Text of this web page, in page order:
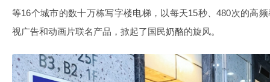
等16个城市的数十万栋写字楼电梯，以每天15秒、480次的高
视广告和动画片联名产品，掀起了国民奶酪的旋风。